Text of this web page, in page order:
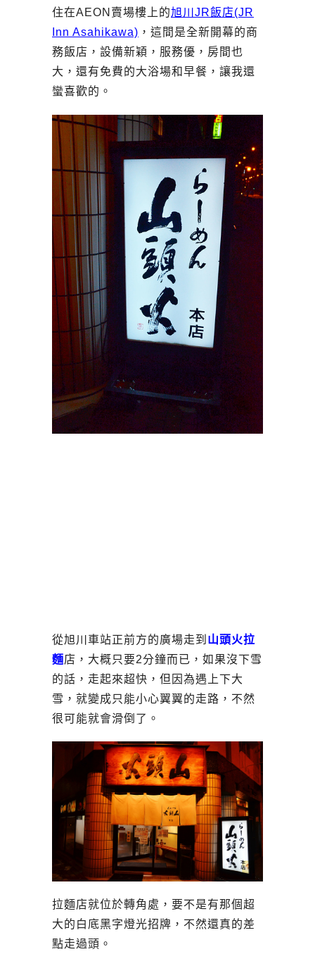
住在AEON賣場樓上的旭川JR飯店(JR
Inn Asahikawa) ，這間是全新開幕的商
務飯店，設備新穎，服務優，房間也
大，還有免費的大浴場和早餐，讓我還
蠻喜歡的。
從旭川車站正前方的廣場走到 山頭火拉
麵店，大概只要2分鐘而已，如果沒下雪
的話，走起來超快，但因為遇上下大
雪，就變成只能小心翼翼的走路，不然
很可能就會滑倒了。
拉麵店就位於轉角處，要不是有那個超
大的白底黑字燈光招牌，不然還真的差
點走過頭。